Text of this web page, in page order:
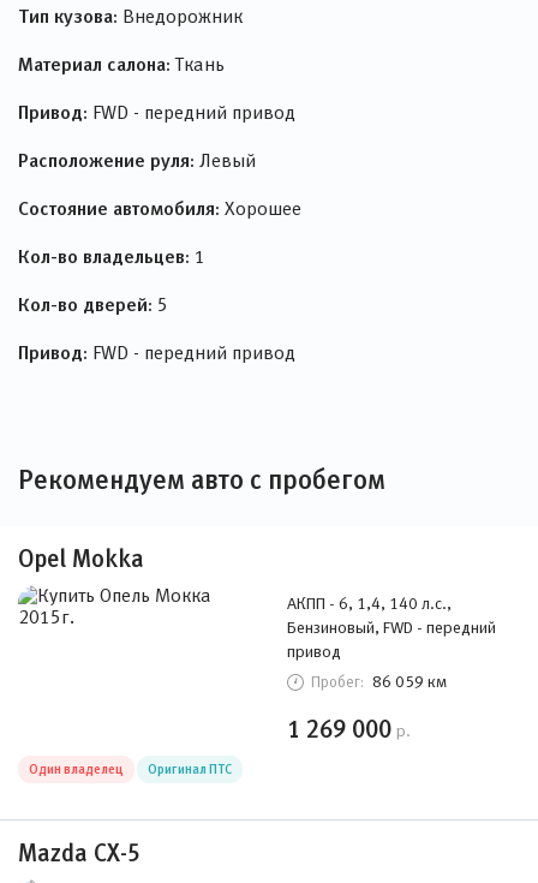
Тип кузова: Внедорожник
Материал салона: Ткань
Привод: FWD - передний привод
Расположение руля: Левый
Состояние автомобиля: Хорошее
Кол-во владельцев: 1
Кол-во дверей: 5
Привод: FWD - передний привод
Рекомендуем авто с пробегом
Opel Mokka
АКПП - 6, 1,4, 140 л.с.,
Бензиновый, FWD - передний
привод
Пробег: 86 059 км
1 269 000 р.
Один владелец Оригинал ПТС
Mazda CX-5